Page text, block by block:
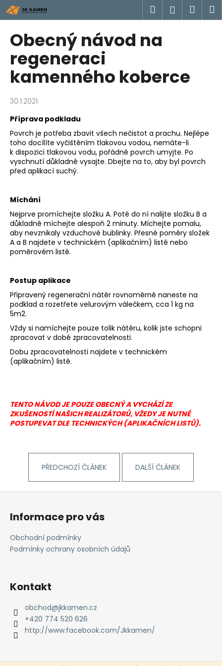
Přejít
na
obsah
Hledat
Obecný návod na
regeneraci
kamenného koberce
30.1.2021
Příprava podkladu
Povrch je potřeba zbavit všech nečistot a prachu. Nejlépe
toho docílíte vyčištěním tlakovou vodou, nemáte-li
k dispozici tlakovou vodu, pořádně povrch umyjte. Po
vyschnutí důkladně vysajte. Dbejte na to, aby byl povrch
před aplikací suchý.
Míchání
Nejprve promíchejte složku A. Poté do ní nalijte složku B a
důkladně míchejte alespoň 2 minuty. Míchejte pomalu,
aby nevznikaly vzduchové bublinky. Přesné poměry složek
A a B najdete v technickém (aplikačním) listě nebo
poměrovém listě.
Postup aplikace
Připravený regenerační nátěr rovnoměrně naneste na
podklad a rozetřete velurovým válečkem, cca 1 kg na
5m2.
Vždy si namíchejte pouze tolik nátěru, kolik jste schopni
zpracovat v době zpracovatelnosti.
Dobu zpracovatelnosti najdete v technickém
(aplikačním) listě.
TENTO NÁVOD JE POUZE OBECNÝ A VYCHÁZÍ ZE
ZKUŠENOSTÍ NAŠICH REALIZÁTORŮ, VŽEDY JE NUTNÉ
POSTUPEVAT DLE TECHNICKÝCH (APLIKAČNÍCH LISTŮ).
PŘEDCHOZÍ ČLÁNEK DALŠÍ ČLÁNEK
o
C
o
p
t
ř
e
b
u
j
t
e
n
a
j
í
?
HLEDAT
p
o
r
m
NÁTĚR
EMZ
R
Kč
Z
Informace pro vás
Obchodní podmínky
Podmínky ochrany osobních údajů
Kontakt
obchod@jkkamen.cz
+420 774 520 626
http://www.facebook.com/Jkkamen/